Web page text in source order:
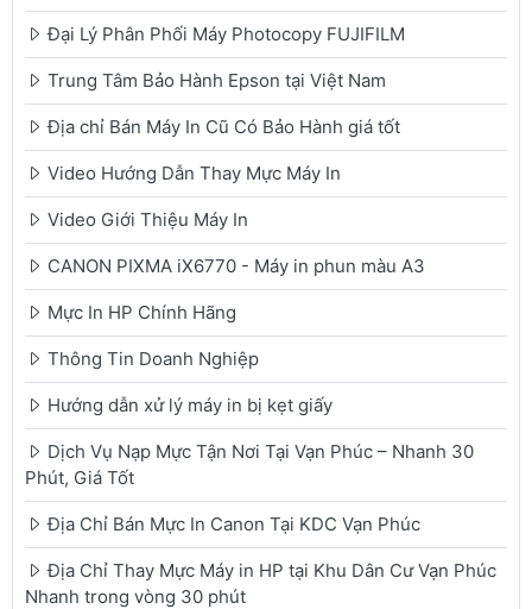
Đại Lý Phân Phối Máy Photocopy FUJIFILM
Trung Tâm Bảo Hành Epson tại Việt Nam
Địa chỉ Bán Máy In Cũ Có Bảo Hành giá tốt
Video Hướng Dẫn Thay Mực Máy In
Video Giới Thiệu Máy In
CANON PIXMA iX6770 - Máy in phun màu A3
Mực In HP Chính Hãng
Thông Tin Doanh Nghiệp
Hướng dẫn xử lý máy in bị kẹt giấy
Dịch Vụ Nạp Mực Tận Nơi Tại Vạn Phúc – Nhanh 30
Phút, Giá Tốt
Địa Chỉ Bán Mực In Canon Tại KDC Vạn Phúc
Địa Chỉ Thay Mực Máy in HP tại Khu Dân Cư Vạn Phúc
Nhanh trong vòng 30 phút